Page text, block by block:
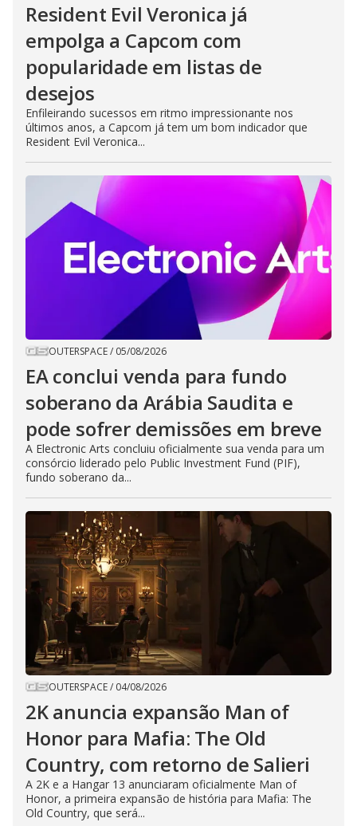
Resident Evil Veronica já
empolga a Capcom com
popularidade em listas de
desejos
Enfileirando sucessos em ritmo impressionante nos
últimos anos, a Capcom já tem um bom indicador que
Resident Evil Veronica...
OUTERSPACE/ 05/08/2026
EA conclui venda para fundo
soberano da Arábia Saudita e
pode sofrer demissões em breve
A Electronic Arts concluiu oficialmente sua venda para um
consórcio liderado pelo Public Investment Fund (PIF),
fundo soberano da...
OUTERSPACE/ 04/08/2026
2K anuncia expansão Man of
Honor para Mafia: The Old
Country, com retorno de Salieri
A 2K e a Hangar 13 anunciaram oficialmente Man of
Honor, a primeira expansão de história para Mafia: The
Old Country, que será...